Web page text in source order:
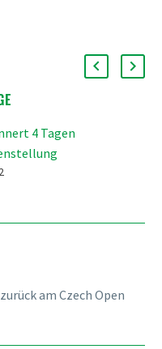
4 Tagen
am Czech Open